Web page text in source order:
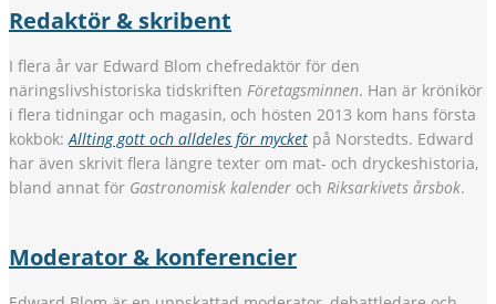
Redaktör & skribent
I flera år var Edward Blom chefredaktör för den
näringslivshistoriska tidskriften Företagsminnen. Han är krönikör
i flera tidningar och magasin, och hösten 2013 kom hans första
kokbok: Allting gott och alldeles för mycket på Norstedts. Edward
har även skrivit flera längre texter om mat- och dryckeshistoria,
bland annat för Gastronomisk kalender och Riksarkivets årsbok.
Moderator & konferencier